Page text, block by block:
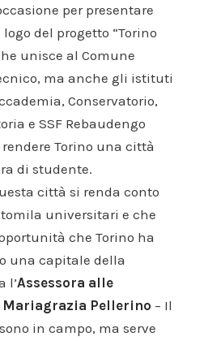
per presentare
logo del progetto “Torino
unisce al Comune
ma anche gli istituti
Conservatorio,
e SSF Rebaudengo
Torino una città
di studente.
città si renda conto
universitari e che
che Torino ha
una capitale della
l’Assessora alle
Pellerino – Il
in campo, ma serve